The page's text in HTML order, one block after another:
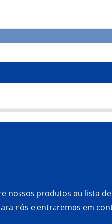
nossos produtos ou lista
nós e entraremos em